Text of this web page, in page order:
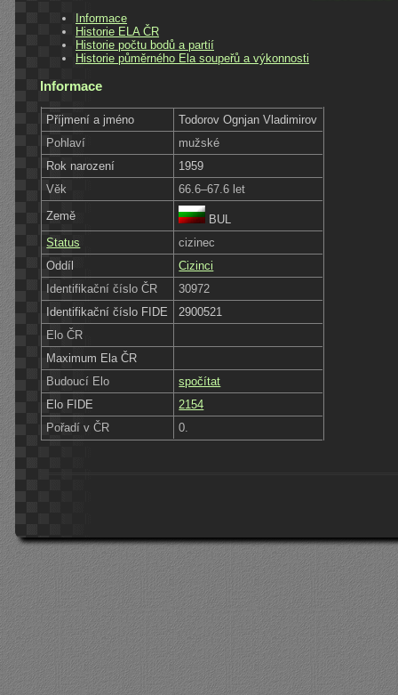
Informace
Historie ELA ČR
Historie počtu bodů a partií
Historie půměrného Ela soupeřů a výkonnosti
Informace
Příjmení a jméno
Todorov Ognjan Vladimirov
Pohlaví
mužské
Rok narození
1959
Věk
66.6–67.6 let
Země
BUL
Status
cizinec
Oddíl
Cizinci
Identifikační číslo ČR
30972
Identifikační číslo FIDE
2900521
Elo ČR
Maximum Ela ČR
Budoucí Elo
spočítat
Elo FIDE
2154
Pořadí v ČR
0.